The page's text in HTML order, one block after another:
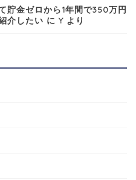
貯金ゼロから1年間で350万円
介したい に Y より